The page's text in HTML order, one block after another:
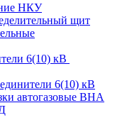
НКУ
щит
6(10) кВ
6(10) кВ
автогазовые ВНА